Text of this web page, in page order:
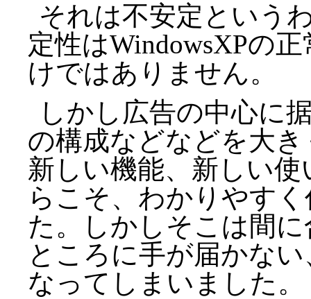
それは不安定という
定性はWindowsXPの
けではありません。
しかし広告の中心に
の構成などなどを大
新しい機能、新しい
らこそ、わかりやす
た。しかしそこは間
ところに手が届かな
なってしまいました。